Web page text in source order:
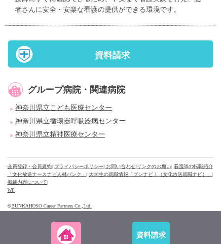
資料請求
者さんに安全・安楽な看護の提供ができる環境です。
資料請求
グループ病院・関連病院
神奈川県立こども医療センター
神奈川県立循環器呼吸器病センター
神奈川県立精神医療センター
会員登録・会員規約| プライバシーポリシー| お問い合わせ|リンクのお願い| 看護師の転職紹介
「文化放送ナースナビ人材バンク」 | 大学生の就職情報「ブンナビ！（文化放送就職ナビ）」 |
掲載内容について|
WP
©BUNKAHOSO Career Partners Co.,Ltd.